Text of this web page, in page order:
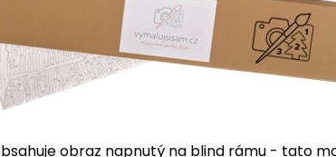
obraz napnutý na blind rámu - tato